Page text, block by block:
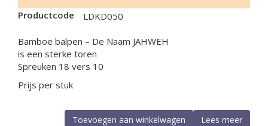
Productcode LDKD050
Bamboe balpen – De Naam JAHWEH
is een sterke toren
Spreuken 18 vers 10
Prijs per stuk
Lees meer
Toevoegen aan winkelwagen